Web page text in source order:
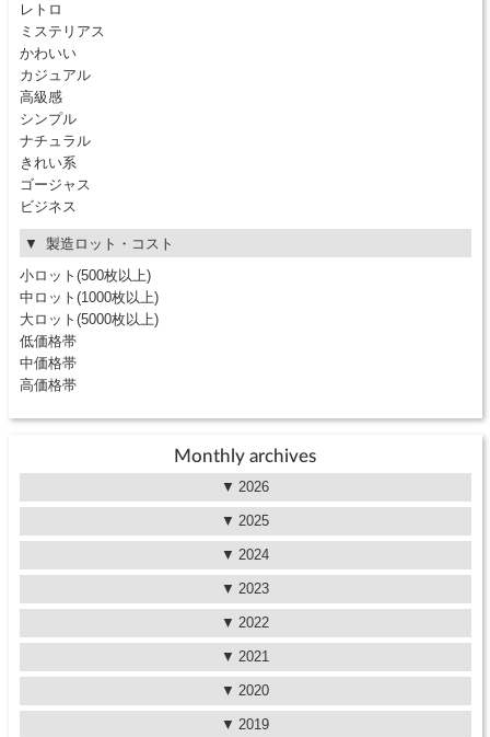
レトロ
ミステリアス
かわいい
カジュアル
高級感
シンプル
ナチュラル
きれい系
ゴージャス
ビジネス
製造ロット・コスト
小ロット(500枚以上)
中ロット(1000枚以上)
大ロット(5000枚以上)
低価格帯
中価格帯
高価格帯
Monthly archives
2026
2025
2024
2023
2022
2021
2020
2019